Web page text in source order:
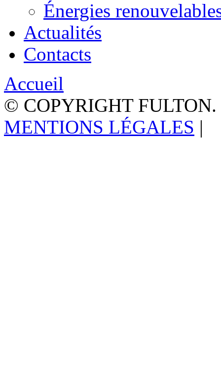
Énergies
Actualités
Contacts
Accueil
© COPYRIGHT
MENTIONS LÉGALES |